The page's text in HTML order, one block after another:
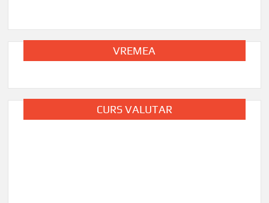
VREMEA
CURS VALUTAR